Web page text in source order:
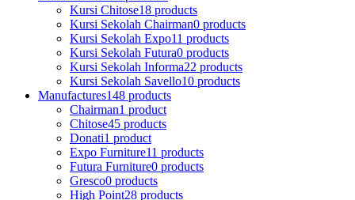
Kursi Chitose18 products
Kursi Sekolah Chairman0 products
Kursi Sekolah Expo11 products
Kursi Sekolah Futura0 products
Kursi Sekolah Informa22 products
Kursi Sekolah Savello10 products
Manufactures148 products
Chairman1 product
Chitose45 products
Donati1 product
Expo Furniture11 products
Futura Furniture0 products
Gresco0 products
High Point28 products